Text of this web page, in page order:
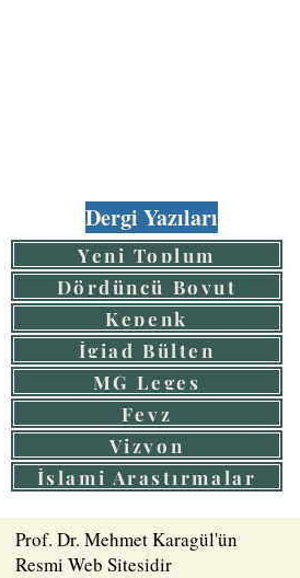
Dergi Yazıları
Yeni Toplum
Dördüncü Boyut
Kepenk
İgiad Bülten
MG Leges
Feyz
Vizyon
İslami Araştırmalar
Prof. Dr. Mehmet Karagül'ün
Resmi Web Sitesidir